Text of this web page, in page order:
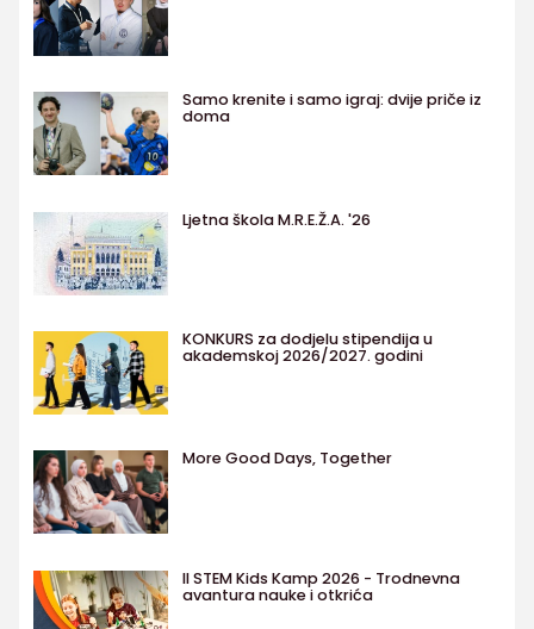
Samo krenite i samo igraj: dvije priče iz
doma
Ljetna škola M.R.E.Ž.A. '26
KONKURS za dodjelu stipendija u
akademskoj 2026/2027. godini
More Good Days, Together
II STEM Kids Kamp 2026 - Trodnevna
avantura nauke i otkrića